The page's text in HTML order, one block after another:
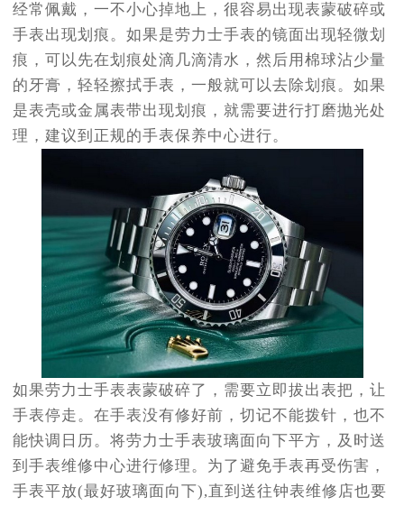
经常佩戴，一不小心掉地上，很容易出现表蒙破碎或
手表出现划痕。如果是劳力士手表的镜面出现轻微划
痕，可以先在划痕处滴几滴清水，然后用棉球沾少量
的牙膏，轻轻擦拭手表，一般就可以去除划痕。如果
是表壳或金属表带出现划痕，就需要进行打磨抛光处
理，建议到正规的手表保养中心进行。
如果劳力士手表表蒙破碎了，需要立即拔出表把，让
手表停走。在手表没有修好前，切记不能拨针，也不
能快调日历。将劳力士手表玻璃面向下平方，及时送
到手表维修中心进行修理。为了避免手表再受伤害，
手表平放(最好玻璃面向下),直到送往钟表维修店也要